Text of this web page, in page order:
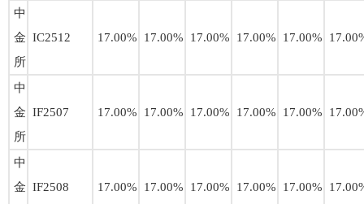
中
金
所
IC2512 17.00% 17.00% 17.00% 17.00% 17.00%
中
金
所
IF2507 17.00% 17.00% 17.00% 17.00% 17.00%
中
金 IF2508 17.00% 17.00% 17.00% 17.00% 17.00%